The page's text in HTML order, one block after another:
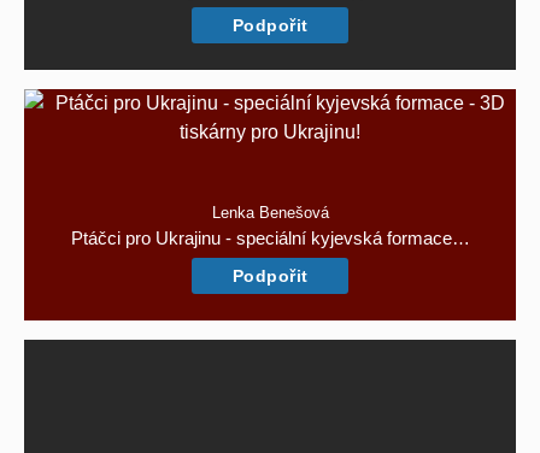
Podpořit
Lenka Benešová
Ptáčci pro Ukrajinu - speciální kyjevská formace…
Podpořit